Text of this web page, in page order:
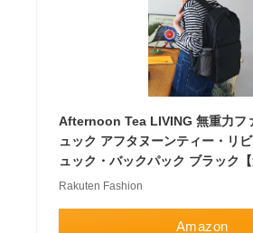
Afternoon Tea LIVING 無重力フ
ュック アフタヌーンティー・リ
ュック・バックパック ブラック【
Rakuten Fashion
Amazon